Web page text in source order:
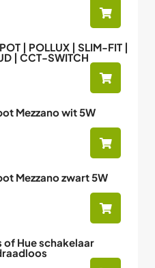
| POLLUX | SLIM-FIT |
| CCT-SWITCH
Mezzano wit 5W
Mezzano zwart 5W
of Hue schakelaar